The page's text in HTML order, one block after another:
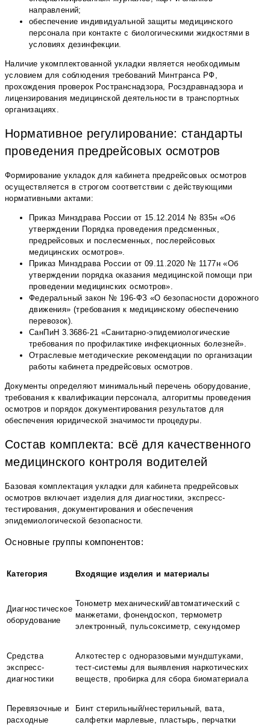
направлений;
обеспечение индивидуальной защиты медицинского
персонала при контакте с биологическими жидкостями в
условиях дезинфекции.
Наличие укомплектованной укладки является необходимым
условием для соблюдения требований Минтранса РФ,
прохождения проверок Ространснадзора, Росздравнадзора и
лицензирования медицинской деятельности в транспортных
организациях.
Нормативное регулирование: стандарты
проведения предрейсовых осмотров
Формирование укладок для кабинета предрейсовых осмотров
осуществляется в строгом соответствии с действующими
нормативными актами:
Приказ Минздрава России от 15.12.2014 № 835н «Об
утверждении Порядка проведения предсменных,
предрейсовых и послесменных, послерейсовых
медицинских осмотров».
Приказ Минздрава России от 09.11.2020 № 1177н «Об
утверждении порядка оказания медицинской помощи при
проведении медицинских осмотров».
Федеральный закон № 196-ФЗ «О безопасности дорожного
движения» (требования к медицинскому обеспечению
перевозок).
СанПиН 3.3686-21 «Санитарно-эпидемиологические
требования по профилактике инфекционных болезней».
Отраслевые методические рекомендации по организации
работы кабинета предрейсовых осмотров.
Документы определяют минимальный перечень оборудование,
требования к квалификации персонала, алгоритмы проведения
осмотров и порядок документирования результатов для
обеспечения юридической значимости процедуры.
Состав комплекта: всё для качественного
медицинского контроля водителей
Базовая комплектация укладки для кабинета предрейсовых
осмотров включает изделия для диагностики, экспресс-
тестирования, документирования и обеспечения
эпидемиологической безопасности.
Основные группы компонентов:
Категория Входящие изделия и материалы
Диагностическое
оборудование
Тонометр механический/автоматический с
манжетами, фонендоскоп, термометр
электронный, пульсоксиметр, секундомер
Средства
экспресс-
диагностики
Алкотестер с одноразовыми мундштуками,
тест-системы для выявления наркотических
веществ, пробирка для сбора биоматериала
Перевязочные и
расходные
Бинт стерильный/нестерильный, вата,
салфетки марлевые, пластырь, перчатки